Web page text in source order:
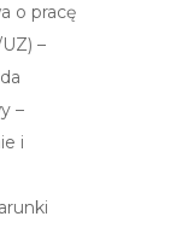
o pracę
–
–
i